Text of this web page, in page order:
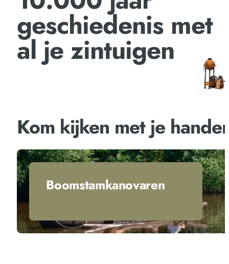
geschiedenis met
al je zintuigen
Kom kijken met je
Boomstamkanovaren